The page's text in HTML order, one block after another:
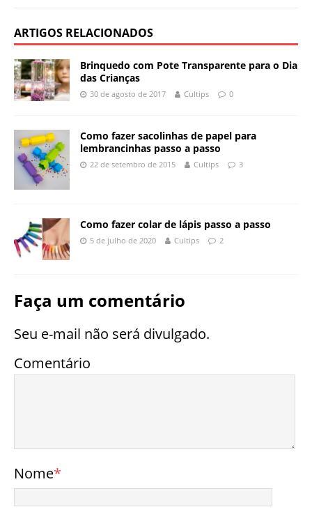
ARTIGOS RELACIONADOS
Brinquedo com Pote Transparente para o Dia
das Crianças
30 de agosto de 2017 Cultips 0
Como fazer sacolinhas de papel para
lembrancinhas passo a passo
22 de setembro de 2015 Cultips 3
Como fazer colar de lápis passo a passo
5 de julho de 2020 Cultips 2
Faça um comentário
Seu e-mail não será divulgado.
Comentário
Nome*